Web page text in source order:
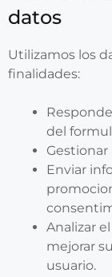
datos
Utilizamos los
finalidades:
del
Gestionar
Enviar
Analizar
mejorar
usuario.